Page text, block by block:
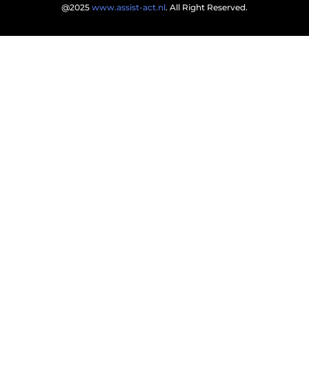
@2025 www.assist-act.nl. All Right Reserved.